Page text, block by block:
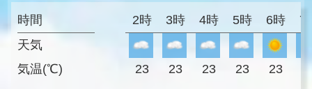
時間
天気
気温(℃)
2時 3時 4時 5時 6時 7
23 23 23 23 23